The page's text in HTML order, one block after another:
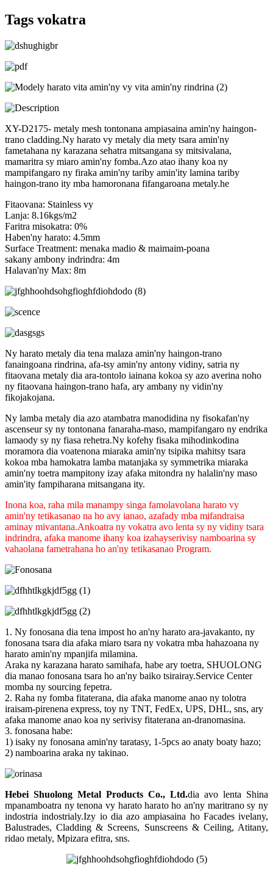
Tags vokatra
XY-D2175- metaly mesh tontonana ampiasaina amin'ny haingon-
trano cladding.Ny harato vy metaly dia mety tsara amin'ny
fametahana ny karazana sehatra mitsangana sy mitsivalana,
mamaritra sy miaro amin'ny fomba.Azo atao ihany koa ny
mampifangaro ny firaka amin'ny tariby amin'ity lamina tariby
haingon-trano ity mba hamoronana fifangaroana metaly.he
Fitaovana: Stainless vy
Lanja: 8.16kgs/m2
Faritra misokatra: 0%
Haben'ny harato: 4.5mm
Surface Treatment: menaka madio & maimaim-poana
sakany ambony indrindra: 4m
Halavan'ny Max: 8m
Ny harato metaly dia tena malaza amin'ny haingon-trano
fanaingoana rindrina, afa-tsy amin'ny antony vidiny, satria ny
fitaovana metaly dia ara-tontolo iainana kokoa sy azo averina noho
ny fitaovana haingon-trano hafa, ary ambany ny vidin'ny
fikojakojana.
Ny lamba metaly dia azo atambatra manodidina ny fisokafan'ny
ascenseur sy ny tontonana fanaraha-maso, mampifangaro ny endrika
lamaody sy ny fiasa rehetra.Ny kofehy fisaka mihodinkodina
moramora dia voatenona miaraka amin'ny tsipika mahitsy tsara
kokoa mba hamokatra lamba matanjaka sy symmetrika miaraka
amin'ny toetra mampitony izay afaka mitondra ny halalin'ny maso
amin'ity fampiharana mitsangana ity.
Inona koa, raha mila manampy singa famolavolana harato vy
amin'ny tetikasanao na ho avy ianao, azafady mba mifandraisa
aminay mivantana.Ankoatra ny vokatra avo lenta sy ny vidiny tsara
indrindra, afaka manome ihany koa izahayserivisy namboarina sy
vahaolana fametrahana ho an'ny tetikasanao Program.
1. Ny fonosana dia tena impost ho an'ny harato ara-javakanto, ny
fonosana tsara dia afaka miaro tsara ny vokatra mba hahazoana ny
harato amin'ny mpanjifa milamina.
Araka ny karazana harato samihafa, habe ary toetra, SHUOLONG
dia manao fonosana tsara ho an'ny baiko tsirairay.Service Center
momba ny sourcing fepetra.
2. Raha ny fomba fitaterana, dia afaka manome anao ny tolotra
iraisam-pirenena express, toy ny TNT, FedEx, UPS, DHL, sns, ary
afaka manome anao koa ny serivisy fitaterana an-dranomasina.
3. fonosana habe:
1) isaky ny fonosana amin'ny taratasy, 1-5pcs ao anaty boaty hazo;
2) namboarina araka ny takinao.
Hebei Shuolong Metal Products Co., Ltd.dia avo lenta Shina
mpanamboatra ny tenona vy harato harato ho an'ny maritrano sy ny
indostria indostrialy.Izy io dia azo ampiasaina ho Facades ivelany,
Balustrades, Cladding & Screens, Sunscreens & Ceiling, Atitany,
ridao metaly, Mpizara efitra, sns.